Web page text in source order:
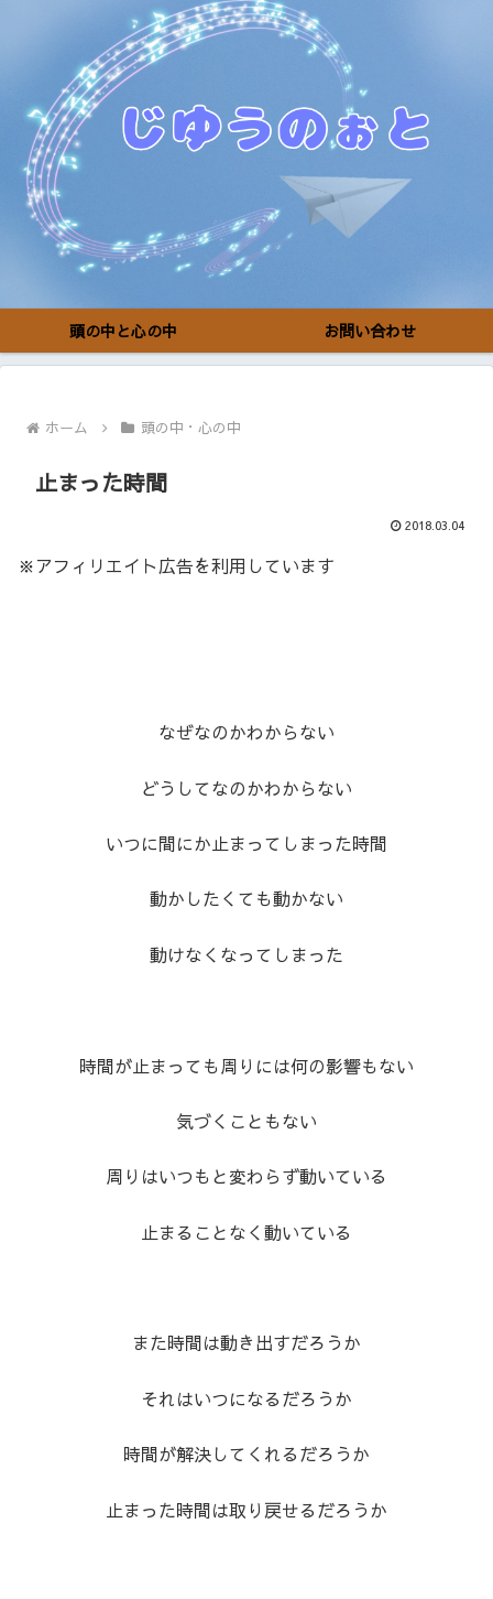
頭の中と心の中 お問い合わせ
ホーム 頭の中・心の中
止まった時間
2018.03.04
※アフィリエイト広告を利用しています
なぜなのかわからない
どうしてなのかわからない
いつに間にか止まってしまった時間
動かしたくても動かない
動けなくなってしまった
時間が止まっても周りには何の影響もない
気づくこともない
周りはいつもと変わらず動いている
止まることなく動いている
また時間は動き出すだろうか
それはいつになるだろうか
時間が解決してくれるだろうか
止まった時間は取り戻せるだろうか